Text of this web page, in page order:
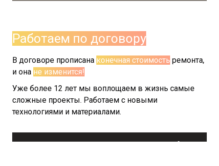
Работаем по договору
В договоре прописана конечная стоимость ремонта,
и она не изменится!
Уже более 12 лет мы воплощаем в жизнь самые
сложные проекты. Работаем с новыми
технологиями и материалами.
Фото